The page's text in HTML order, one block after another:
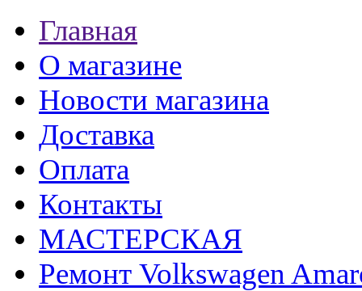
Главная
О магазине
Новости магазина
Доставка
Оплата
Контакты
МАСТЕРСКАЯ
Ремонт Volkswagen